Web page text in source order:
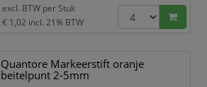
aandachtspunten en notities duidelijk
en overzichtelijk. De opvallende blauwe
en rapporten. De transparante
markeerinkt zorgt ervoor dat de
excl. BTW per Stuk
€ 1,02 incl. 21% BTW
Quantore Markeerstift oranje
beitelpunt 2-5mm